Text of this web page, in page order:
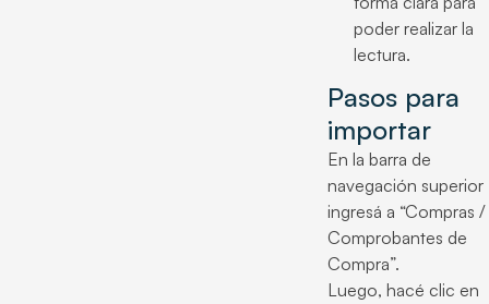
poder realizar la
lectura.
Pasos para
importar
En la barra de
navegación superior
ingresá a “Compras /
Comprobantes de
Compra”.
Luego, hacé clic en